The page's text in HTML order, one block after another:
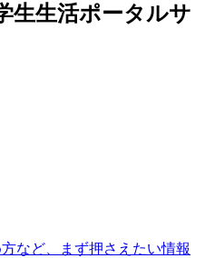
生生活ポータルサ
など、まず押さえたい情報